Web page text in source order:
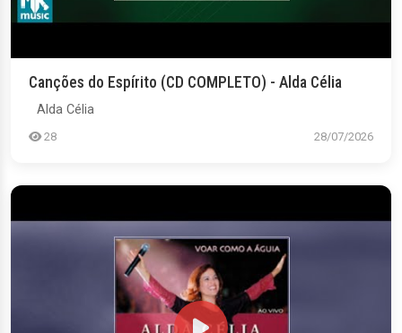
Canções do Espírito (CD COMPLETO) - Alda Célia
Alda Célia
28 28/07/2026